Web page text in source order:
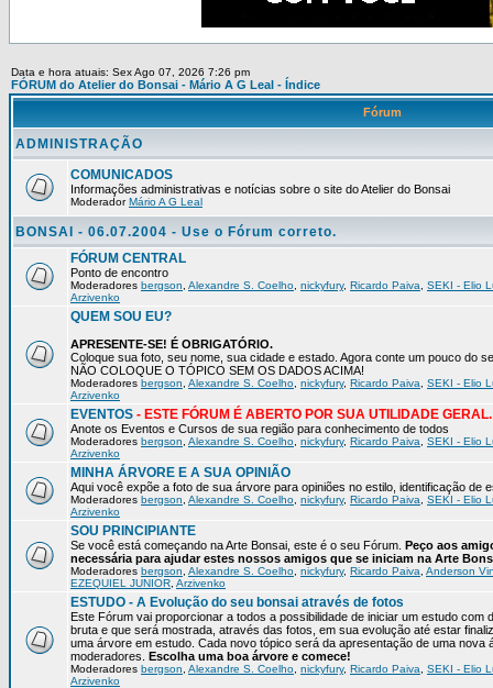
Data e hora atuais: Sex Ago 07, 2026 7:26 pm
FÓRUM do Atelier do Bonsai - Mário A G Leal - Índice
Fórum
ADMINISTRAÇÃO
COMUNICADOS
Informações administrativas e notícias sobre o site do Atelier do Bonsai
ModeradorMário A G Leal
BONSAI - 06.07.2004 - Use o Fórum correto.
FÓRUM CENTRAL
Ponto de encontro
Moderadores bergson Alexandre S. Coelho nickyfury, Ricardo Paiva
SEKI - Elio
Arzivenko
QUEM SOU EU?
APRESENTE-SE! É OBRIGATÓRIO.
Coloque sua foto, seu nome, sua cidade e estado. Agora conte um pouco do
NÃO COLOQUE O TÓPICO SEM OS DADOS ACIMA!
Moderadores bergson Alexandre S. Coelho nickyfury, Ricardo Paiva
SEKI - Elio
Arzivenko
EVENTOS - ESTE FÓRUM É ABERTO POR SUA UTILIDADE GERAL.
Anote os Eventos e Cursos de sua região para conhecimento de todos
Moderadores bergson Alexandre S. Coelho nickyfury, Ricardo Paiva
SEKI - Elio
Arzivenko
MINHA ÁRVORE E A SUA OPINIÃO
Aqui você expõe a foto de sua árvore para opiniões no estilo, identificação de
Moderadores bergson Alexandre S. Coelho nickyfury, Ricardo Paiva
SEKI - Elio
Arzivenko
SOU PRINCIPIANTE
Se você está começando na Arte Bonsai, este é o seu Fórum. Peço aos
necessária para ajudar estes nossos amigos que se iniciam na Arte
Moderadores bergson Alexandre S. Coelho nickyfury, Ricardo Paiva Anderson
EZEQUIEL JUNIOR Arzivenko
ESTUDO - A Evolução do seu bonsai através de fotos
Este Fórum vai proporcionar a todos a possibilidade de iniciar um estudo com
bruta e que será mostrada, através das fotos, em sua evolução até estar
uma árvore em estudo. Cada novo tópico será da apresentação de uma
moderadores. Escolha uma boa árvore e comece!
Moderadores bergson Alexandre S. Coelho nickyfury, Ricardo Paiva
SEKI - Elio
Arzivenko